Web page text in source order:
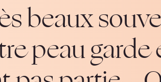
beaux
peau garde